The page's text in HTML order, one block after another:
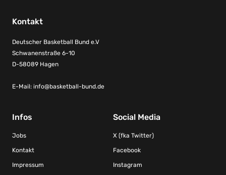
Kontakt
Deutscher Basketball Bund e.V
Schwanenstraße 6-10
D-58089 Hagen
E-Mail: info@basketball-bund.de
Infos
Jobs
Kontakt
Impressum
Social Media
X (fka Twitter)
Facebook
Instagram